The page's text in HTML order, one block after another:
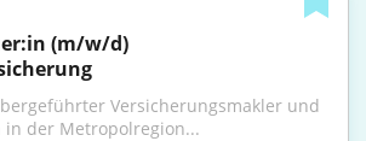
(m/w/d)
Versicherungsmakler und
in der Metropolregion...